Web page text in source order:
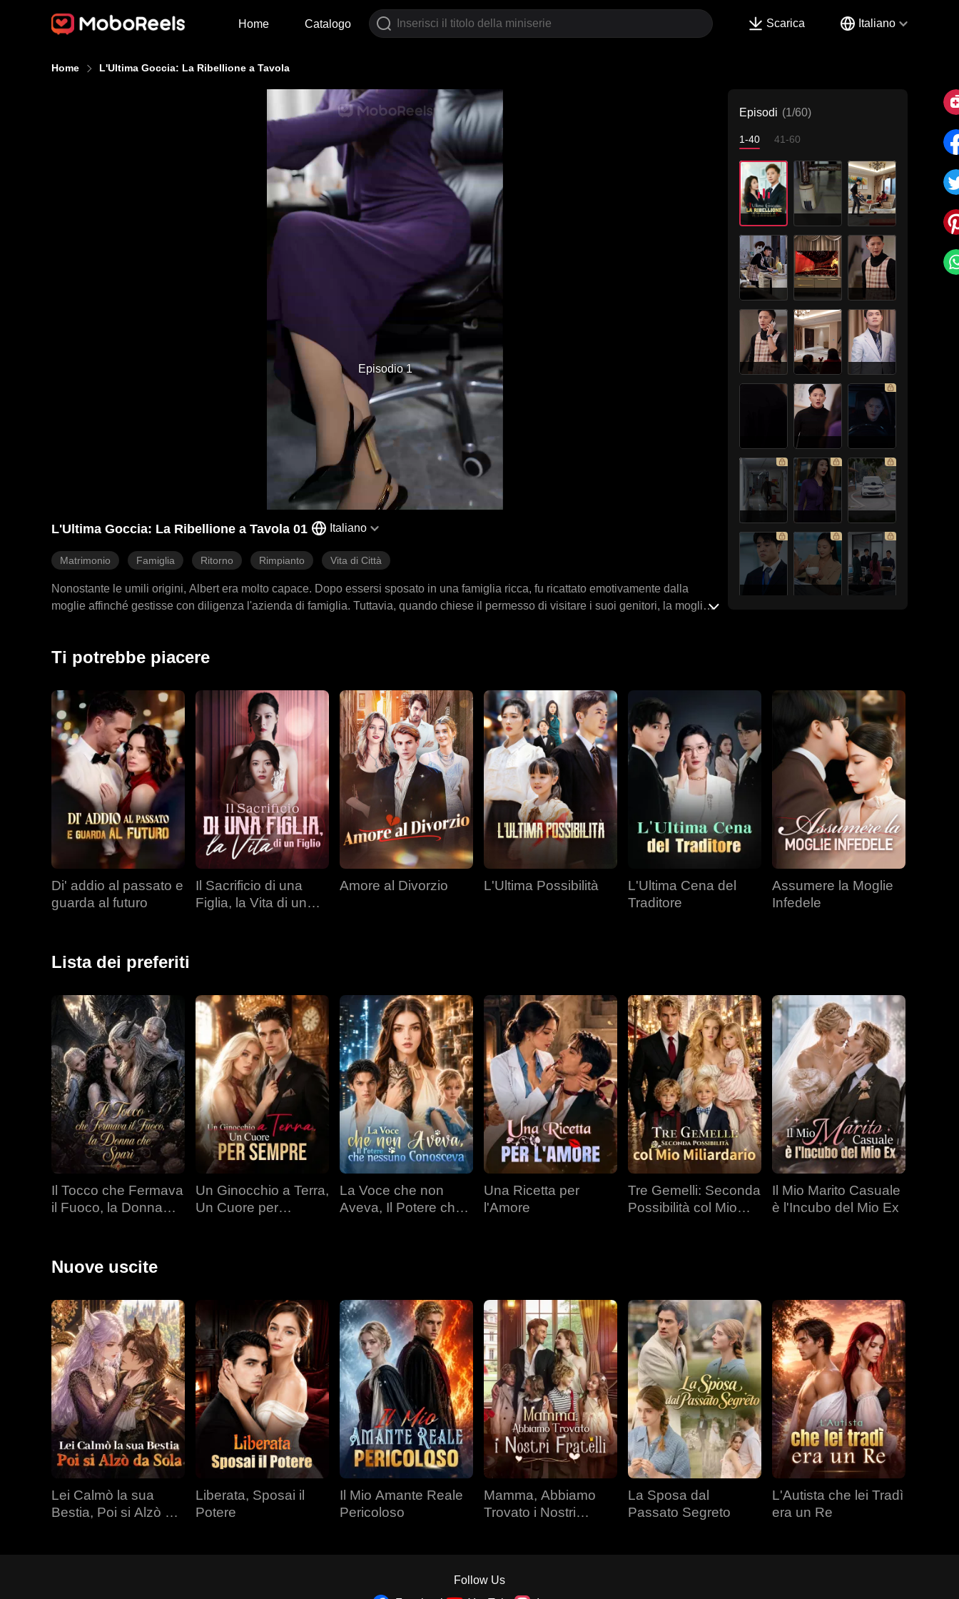
Home Catalogo Scarica Italiano
Home L'Ultima Goccia: La Ribellione a Tavola
Episodio 1
L'Ultima Goccia: La Ribellione a Tavola 01 Italiano
Matrimonio Famiglia Ritorno Rimpianto Vita di Città
Nonostante le umili origini, Albert era molto capace. Dopo essersi sposato in una famiglia ricca, fu ricattato emotivamente dalla
moglie affinché gestisse con diligenza l'azienda di famiglia. Tuttavia, quando chiese il permesso di visitare i suoi genitori, la moglie
banchetto, dichiarando che non avrebbe più tollerato quell'ingiustizia.
Episodi (1/60)
1-40 41-60
Ti potrebbe piacere
Di' addio al passato e
guarda al futuro
Il Sacrificio di una
Figlia, la Vita di un
Amore al Divorzio L'Ultima Possibilità
L'Ultima Cena del
Traditore
Assumere la Moglie
Infedele
Lista dei preferiti
Il Tocco che Fermava
il Fuoco, la Donna
Un Ginocchio a Terra,
Un Cuore per
La Voce che non
Aveva, Il Potere che
Una Ricetta per
l'Amore
Tre Gemelli: Seconda
Possibilità col Mio
Il Mio Marito Casuale
è l'Incubo del Mio Ex
Nuove uscite
Lei Calmò la sua
Bestia, Poi si Alzò da
Liberata, Sposai il
Potere
Il Mio Amante Reale
Pericoloso
Mamma, Abbiamo
Trovato i Nostri
La Sposa dal
Passato Segreto
L'Autista che lei Tradì
era un Re
Follow Us